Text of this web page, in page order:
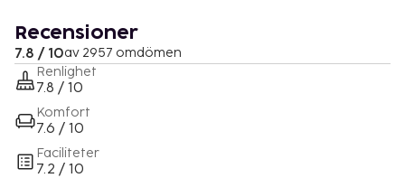
Recensioner
7.8 / 10av 2957 omdömen
Renlighet
7.8 / 10
Komfort
7.6 / 10
Faciliteter
7.2 / 10